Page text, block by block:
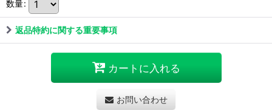
数量:
返品特約に関する重要事項
カートに入れる
お問い合わせ